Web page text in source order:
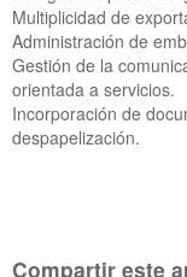
Multiplicidad de
Administración de
Gestión de la
orientada a servicios.
Incorporación de
despapelización.
Compartir este